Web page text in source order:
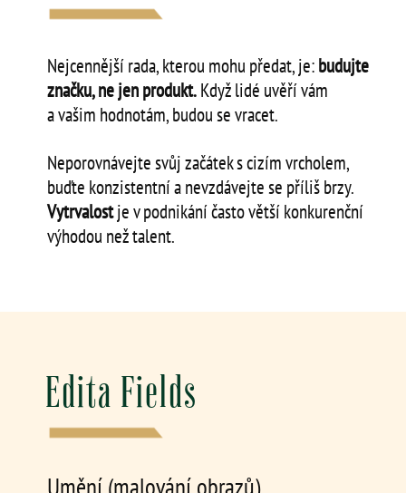
Nejcennější rada, kterou mohu předat, je:budujte
značku, ne jen produkt.Když lidé uvěří vám
a vašim hodnotám, budou se vracet.
Neporovnávejte svůj začátek s cizím vrcholem,
buďte konzistentní a nevzdávejte se příliš brzy.
Vytrvalostje v podnikání často větší konkurenční
výhodou než talent.
Edita Fields
Umění (malování obrazů)